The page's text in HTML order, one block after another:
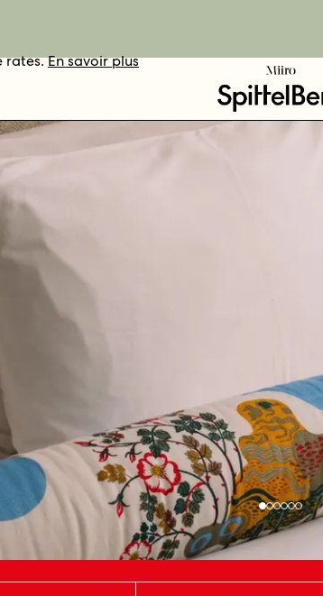
rates.En savoir plus DÉCOUVRIR
VOTEZ ICI